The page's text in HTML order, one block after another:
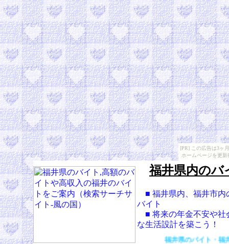
[PR] この広告は3ヶ
ホームページを更
福井県内のバ
■ 福井県内、福井市内
バイト
■ 将来の年金不安や社
な生活設計を築こう！
福井県のバイト・福井のバイ